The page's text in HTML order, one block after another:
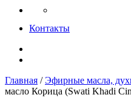
Контакты
Главная /Эфирные масла,
масло Корица (Swati Khadi